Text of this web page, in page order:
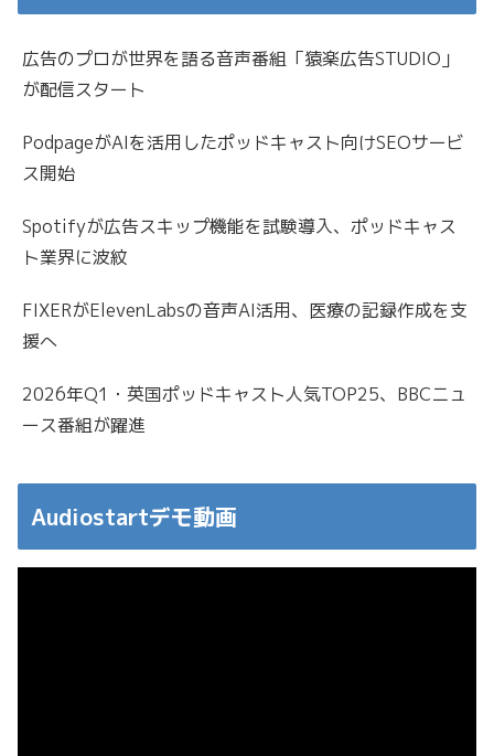
広告のプロが世界を語る音声番組「猿楽広告STUDIO」
が配信スタート
PodpageがAIを活用したポッドキャスト向けSEOサービ
ス開始
Spotifyが広告スキップ機能を試験導入、ポッドキャス
ト業界に波紋
FIXERがElevenLabsの音声AI活用、医療の記録作成を支
援へ
2026年Q1・英国ポッドキャスト人気TOP25、BBCニュ
ース番組が躍進
Audiostartデモ動画